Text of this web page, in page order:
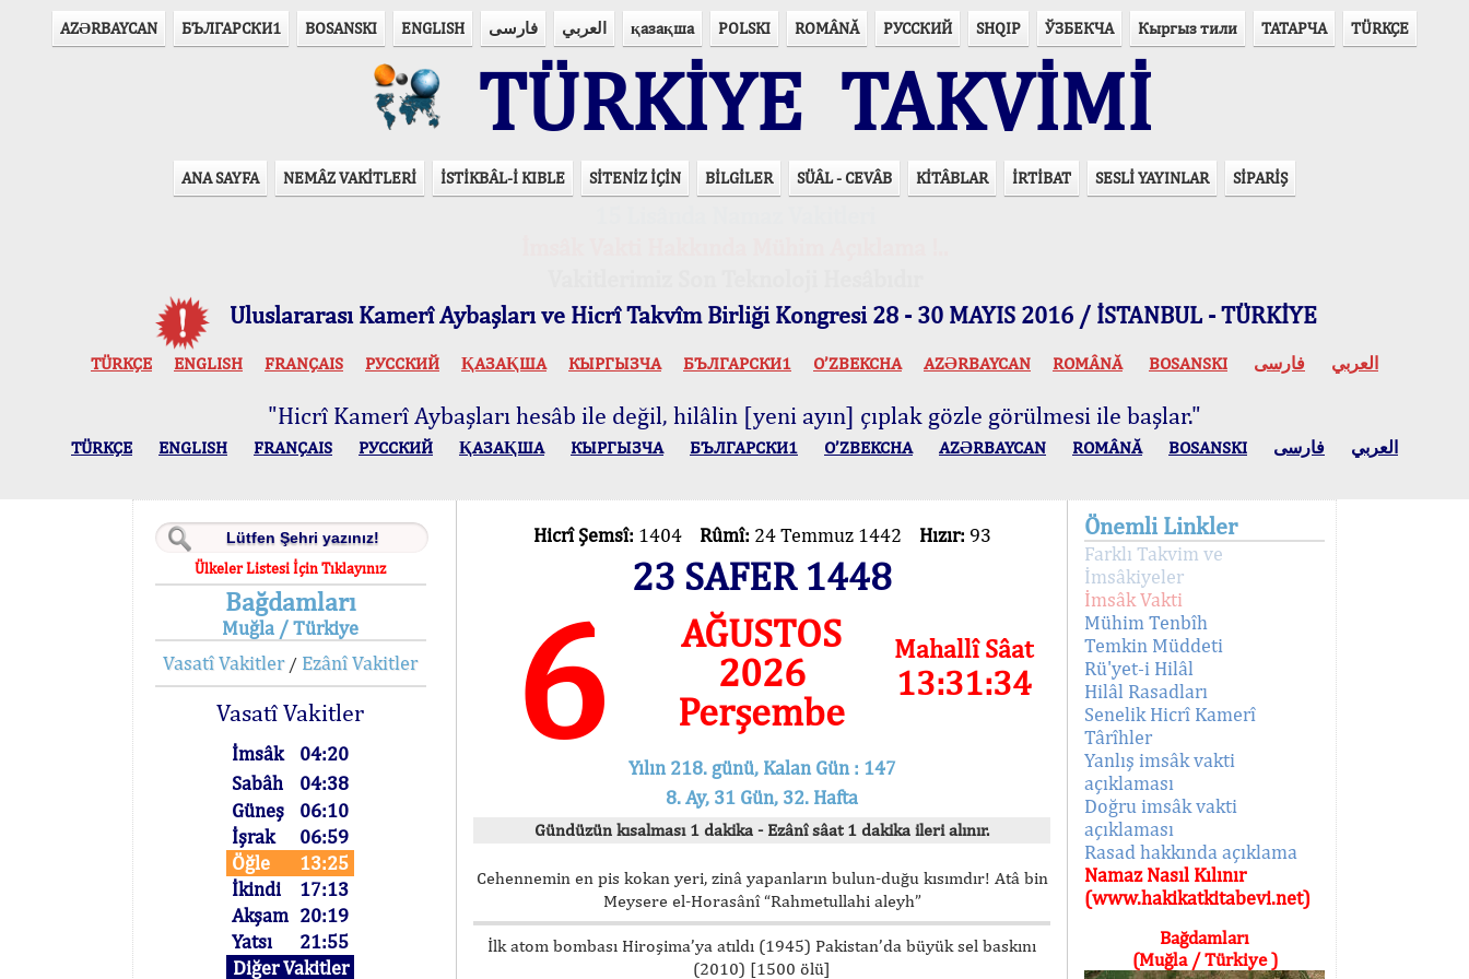
AZӘRBAYCAN БЪЛГАРСКИ1 BOSANSKI ENGLISH فارسی العربي қазақша POLSKI ROMÂNĂ РУССКИЙ SHQIP ЎЗБЕКЧА Кыргыз тили ТАТАРЧА TÜRKÇE
TÜRKİYE TAKVİMİ
ANA SAYFA NEMÂZ VAKİTLERİ İSTİKBÂL-İ KIBLE SİTENİZ İÇİN BİLGİLER SÜÂL - CEVÂB KİTÂBLAR İRTİBAT SESLİ YAYINLAR SİPARİŞ
Uluslararası Kamerî Aybaşları ve Hicrî Takvîm Birliği Kongresi 28 - 30 MAYIS 2016 / İSTANBUL - TÜRKİYE
TÜRKÇE ENGLISH FRANÇAIS РУССКИЙ ҚАЗАҚША КЫPГЫЗЧA БЪЛГАРСКИ1 O’ZBEKCHA AZӘRBAYCAN ROMÂNĂ BOSANSKI العربي فارسی
"Hicrî Kamerî Aybaşları hesâb ile değil, hilâlin [yeni ayın] çıplak gözle görülmesi ile başlar."
TÜRKÇE ENGLISH FRANÇAIS РУССКИЙ ҚАЗАҚША КЫPГЫЗЧA БЪЛГАРСКИ1 O’ZBEKCHA AZӘRBAYCAN ROMÂNĂ BOSANSKI العربي فارسی
Ülkeler Listesi İçin Tıklayınız
Bağdamları
Muğla / Türkiye
Vasatî Vakitler/ Ezânî Vakitler
Vasatî Vakitler
İmsâk
04:20
Sabâh
04:38
Güneş
06:10
İşrak
06:59
Öğle
13:25
İkindi
17:13
Akşam 20:19
Yatsı
21:55
Diğer Vakitler
Hicrî Şemsî: 1404 Rûmî: 24 Temmuz 1442 Hızır: 93
23 SAFER 1448
6
AĞUSTOS
2026
Perşembe
Mahallî Sâat
13:31:34
Yılın 218. günü, Kalan Gün : 147
8. Ay, 31 Gün, 32. Hafta
Gündüzün kısalması 1 dakika - Ezânî sâat 1 dakika ileri alınır.
Cehennemin en pis kokan yeri, zinâ yapanların bulun-duğu kısımdır! Atâ bin
Meysere el-Horasânî “Rahmetullahi aleyh”
İlk atom bombası Hiroşima’ya atıldı (1945) Pakistan’da büyük sel baskını
(2010) [1500 ölü]
Önemli Linkler
Farklı Takvim ve
İmsâkiyeler
İmsâk Vakti
Mühim Tenbîh
Temkin Müddeti
Rü'yet-i Hilâl
Hilâl Rasadları
Senelik Hicrî Kamerî
Târîhler
Yanlış imsâk vakti
açıklaması
Doğru imsâk vakti
açıklaması
Rasad hakkında açıklama
Namaz Nasıl Kılınır
(www.hakikatkitabevi.net)
Bağdamları
(Muğla / Türkiye )